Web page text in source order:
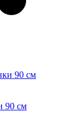
90 см